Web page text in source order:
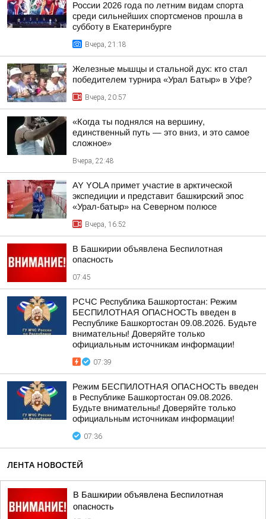
России 2026 года по летним видам спорта
среди сильнейших спортсменов прошла в
субботу в Екатеринбурге
Вчера, 21:18
Железные мышцы и стальной дух: кто стал
победителем турнира «Урал Батыр» в Уфе?
Вчера, 20:57
«Когда ты поднялся на вершину,
единственный путь — это вниз, и это самое
сложное»
Вчера, 22:48
AY YOLA примет участие в арктической
экспедиции и представит башкирский эпос
«Урал-батыр» на Северном полюсе
Вчера, 16:52
В Башкирии объявлена Беспилотная
опасность
07:45
РСЧС Республика Башкортостан: Режим
БЕСПИЛОТНАЯ ОПАСНОСТЬ введен в
Республике Башкортостан 09.08.2026. Будьте
внимательны! Доверяйте только
официальным источникам информации!
07:39
Режим БЕСПИЛОТНАЯ ОПАСНОСТЬ введен
в Республике Башкортостан 09.08.2026.
Будьте внимательны! Доверяйте только
официальным источникам информации!
07:36
ЛЕНТА НОВОСТЕЙ
В Башкирии объявлена Беспилотная
опасность